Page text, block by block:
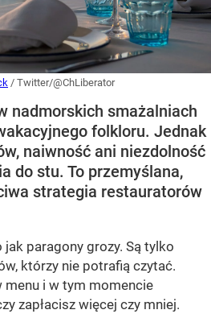
/ Twitter/@ChLiberator
nadmorskich smażalniach
folkloru. Jednak
naiwność ani niezdolność
do stu. To przemyślana,
strategia restauratorów
paragony grozy. Są tylko
którzy nie potrafią czytać.
i w tym momencie
zapłacisz więcej czy mniej.